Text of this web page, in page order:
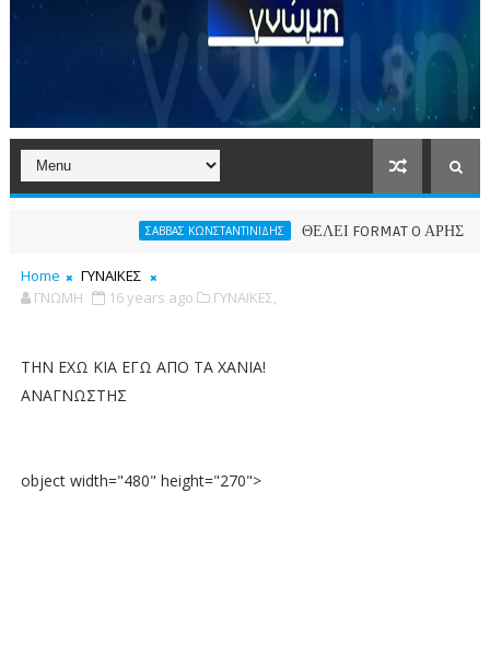
ΣΑΒΒΑΣ ΚΩΝΣΤΑΝΤΙΝΙΔΗΣ ΘΕΛΕΙ FORMAT O ΑΡΗΣ ΠΑΕ
Home
ΓΥΝΑΙΚΕΣ
ΓΝΩΜΗ
16 years ago ΓΥΝΑΙΚΕΣ,
ΤΗΝ ΕΧΩ ΚΙΑ ΕΓΩ ΑΠΟ ΤΑ ΧΑΝΙΑ!
ΑΝΑΓΝΩΣΤΗΣ
object width="480" height="270">